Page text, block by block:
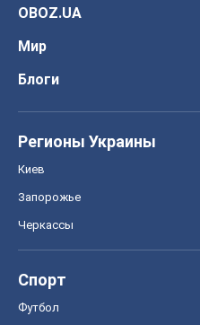
OBOZ.UA
Мир
Блоги
Регионы Украины
Киев
Запорожье
Черкассы
Спорт
Футбол